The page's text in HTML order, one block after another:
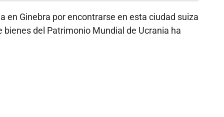
en Ginebra por encontrarse en esta ciudad suiza
bienes del Patrimonio Mundial de Ucrania ha